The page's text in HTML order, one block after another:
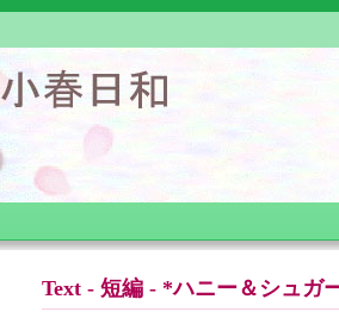
Text - 短編 - *ハニー＆シュガ